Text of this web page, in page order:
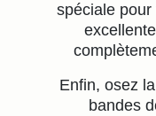
spéciale
Enfin, osez
bandes